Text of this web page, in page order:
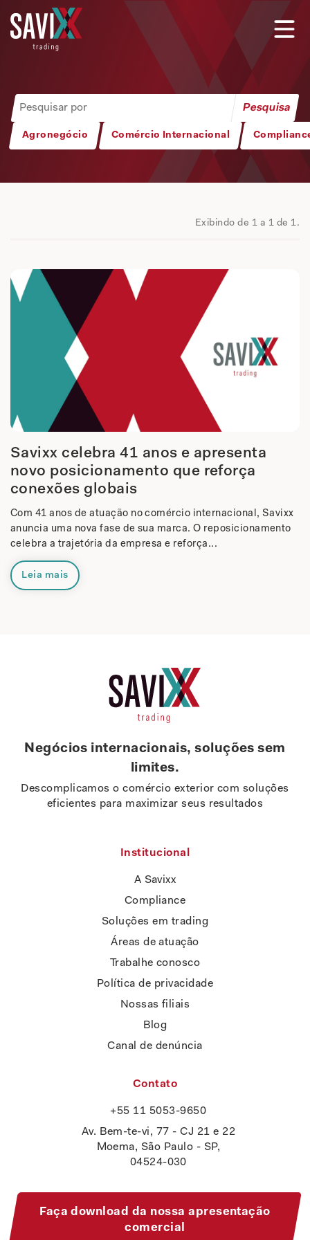
Agronegócio Comércio Internacional
Exibindo de 1 a 1 de 1.
Savixx celebra 41 anos e apresenta
novo posicionamento que reforça
conexões globais
Com 41 anos de atuação no comércio internacional, Savixx
anuncia uma nova fase de sua marca. O reposicionamento
celebra a trajetória da empresa e reforça...
Leia mais
Negócios internacionais, soluções sem
limites.
Descomplicamos o comércio exterior com soluções
eficientes para maximizar seus resultados
Institucional
A Savixx
Compliance
Soluções em trading
Áreas de atuação
Trabalhe conosco
Política de privacidade
Nossas filiais
Blog
Canal de denúncia
Contato
+55 11 5053-9650
Av. Bem-te-vi, 77 - CJ 21 e 22
Moema, São Paulo - SP,
04524-030
Faça download da nossa apresentação
comercial